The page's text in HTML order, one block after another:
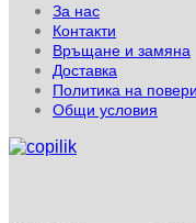
За нас
Контакти
Връщане и замяна
Доставка
Политика на
Общи условия